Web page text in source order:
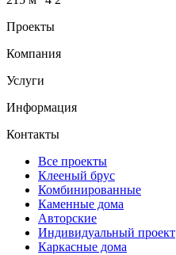
Проекты
Компания
Услуги
Информация
Контакты
Все проекты
Клееный брус
Комбинированные
Каменные дома
Авторские
Индивидуальный проект
Каркасные дома